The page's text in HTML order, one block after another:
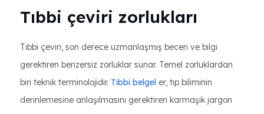
Tıbbi çeviri zorlukları
Tıbbi çeviri, son derece uzmanlaşmış beceri ve bilgi
gerektiren benzersiz zorluklar sunar. Temel zorluklardan
biri teknik terminolojidir. Tıbbi belgel er, tıp biliminin
derinlemesine anlaşılmasını gerektiren karmaşık jargon